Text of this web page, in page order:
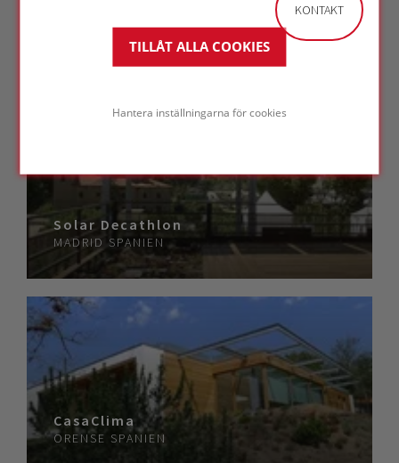
TILLÅT ALLA COOKIES
Hantera inställningarna för cookies
Solar Decathlon
MADRID SPANIEN
CasaClima
ORENSE SPANIEN
KONTAKT